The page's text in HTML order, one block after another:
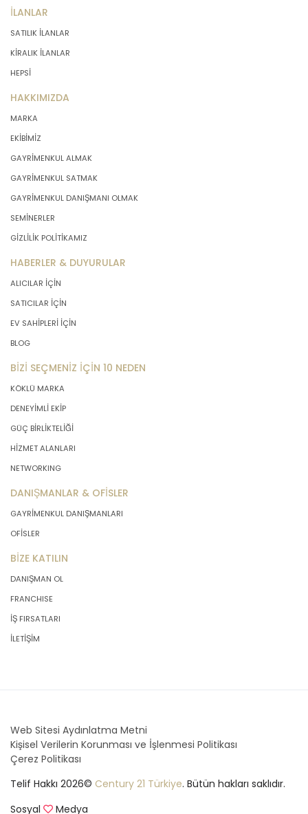
İLANLAR
SATILIK İLANLAR
KİRALIK İLANLAR
HEPSİ
HAKKIMIZDA
MARKA
EKİBİMİZ
GAYRİMENKUL ALMAK
GAYRİMENKUL SATMAK
GAYRİMENKUL DANIŞMANI OLMAK
SEMİNERLER
GİZLİLİK POLİTİKAMIZ
HABERLER & DUYURULAR
ALICILAR İÇİN
SATICILAR İÇİN
EV SAHİPLERİ İÇİN
BLOG
BİZİ SEÇMENİZ İÇİN 10 NEDEN
KÖKLÜ MARKA
DENEYİMLİ EKİP
GÜÇ BİRLİKTELİĞİ
HİZMET ALANLARI
NETWORKING
DANIŞMANLAR & OFİSLER
GAYRİMENKUL DANIŞMANLARI
OFİSLER
BİZE KATILIN
DANIŞMAN OL
FRANCHISE
İŞ FIRSATLARI
İLETİŞİM
Web Sitesi Aydınlatma Metni
Kişisel Verilerin Korunması ve İşlenmesi Politikası
Çerez Politikası
Telif Hakkı 2026© Century 21 Türkiye. Bütün hakları saklıdır.
Sosyal
Medya